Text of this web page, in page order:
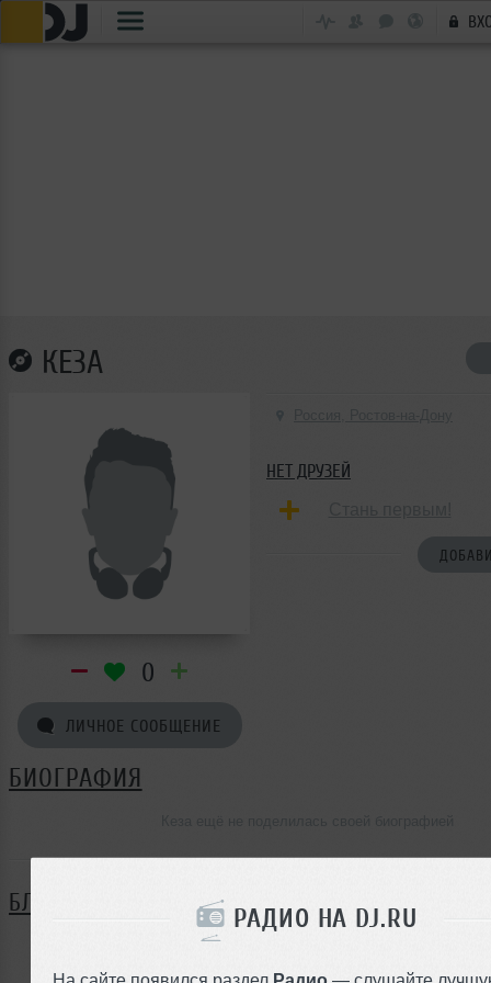
РАДИО НА DJ.RU
На сайте появился раздел Радио — слушайте
КЕЗА
0
ЛИЧНОЕ СООБЩЕНИЕ
НЕТ ДРУЗЕЙ
БИОГРАФИЯ
БЛОГ